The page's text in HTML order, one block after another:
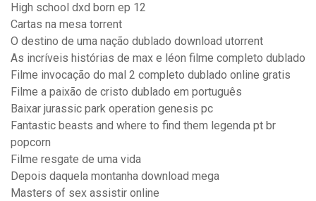
High school dxd born ep 12
Cartas na mesa torrent
O destino de uma nação dublado download utorrent
As incríveis histórias de max e léon filme completo dublado
Filme invocação do mal 2 completo dublado online gratis
Filme a paixão de cristo dublado em português
Baixar jurassic park operation genesis pc
Fantastic beasts and where to find them legenda pt br
popcorn
Filme resgate de uma vida
Depois daquela montanha download mega
Masters of sex assistir online